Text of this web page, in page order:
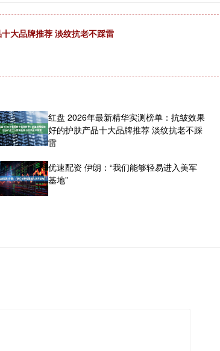
大品牌推荐 淡纹抗老不踩雷
红盘 2026年最新精华实测榜单：抗皱效果
好的护肤产品十大品牌推荐 淡纹抗老不踩
雷
优速配资 伊朗：“我们能够轻易进入美军
基地”